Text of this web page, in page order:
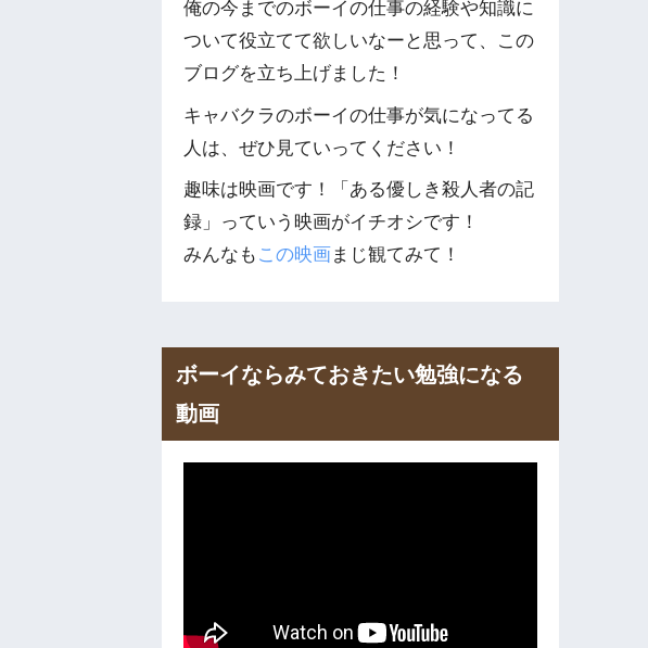
俺の今までのボーイの仕事の経験や知識に
ついて役立てて欲しいなーと思って、この
ブログを立ち上げました！
キャバクラのボーイの仕事が気になってる
人は、ぜひ見ていってください！
趣味は映画です！「ある優しき殺人者の記
録」っていう映画がイチオシです！
みんなも この映画まじ観てみて！
ボーイならみておきたい勉強になる
動画